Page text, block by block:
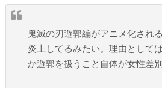
鬼滅の刃遊郭編がアニメ化され
炎上してるみたい。理由として
か遊郭を扱うこと自体が女性差